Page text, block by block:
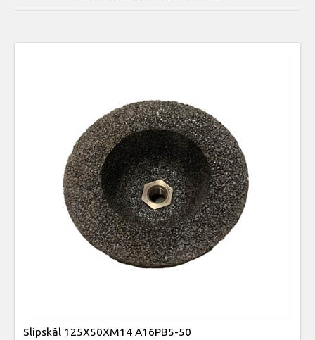
Slipskål 125X50XM14 A16PB5-50